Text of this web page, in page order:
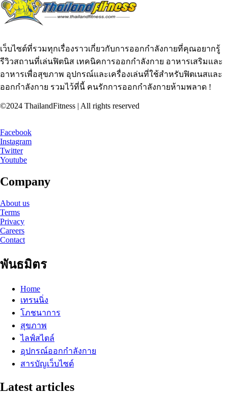
เว็บไซต์ที่รวมทุกเรื่องราวเกี่ยวกับการออกกำลังกายที่คุณอยากรู้
รีวิวสถานที่เล่นฟิตนิส เทคนิคการออกกำลังกาย อาหารเสริมและ
อาหารเพื่อสุขภาพ อุปกรณ์และเครื่องเล่นที่ใช้สำหรับฟิตเนสและ
ออกกำลังกาย รวมไว้ที่นี้ คนรักการออกกำลังกายห้ามพลาด !
©2024 ThailandFitness | All rights reserved
Facebook
Instagram
Twitter
Youtube
Company
About us
Terms
Privacy
Careers
Contact
พันธมิตร
Home
เทรนนิ่ง
โภชนาการ
สุขภาพ
ไลฟ์สไตล์
อุปกรณ์ออกกำลังกาย
สารบัญเว็บไซต์
Latest articles